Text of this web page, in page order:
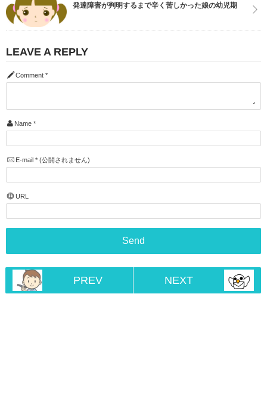
発達障害が判明するまで辛く苦しかった娘の幼児期
LEAVE A REPLY
Comment *
Name *
E-mail *(公開されません)
URL
PREV NEXT